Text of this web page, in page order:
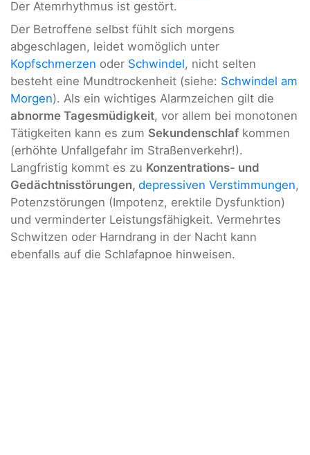
Der Atemrhythmus ist gestört.
Der Betroffene selbst fühlt sich morgens
abgeschlagen, leidet womöglich unter
Kopfschmerzen oder Schwindel, nicht selten
besteht eine Mundtrockenheit (siehe: Schwindel am
Morgen). Als ein wichtiges Alarmzeichen gilt die
abnorme Tagesmüdigkeit, vor allem bei monotonen
Tätigkeiten kann es zum Sekundenschlaf kommen
(erhöhte Unfallgefahr im Straßenverkehr!).
Langfristig kommt es zu Konzentrations- und
Gedächtnisstörungen, depressiven Verstimmungen,
Potenzstörungen (Impotenz, erektile Dysfunktion)
und verminderter Leistungsfähigkeit. Vermehrtes
Schwitzen oder Harndrang in der Nacht kann
ebenfalls auf die Schlafapnoe hinweisen.